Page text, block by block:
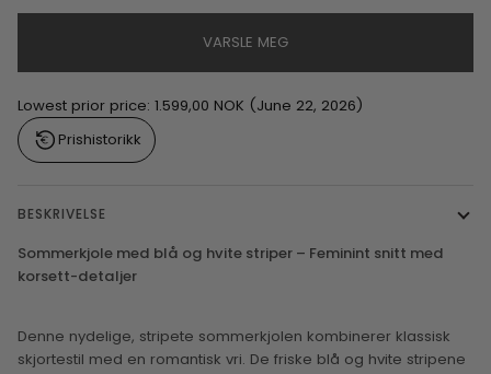
VARSLE MEG
Lowest prior price: 1.599,00 NOK (June 22, 2026)
Prishistorikk
BESKRIVELSE
Sommerkjole med blå og hvite striper – Feminint snitt med
korsett-detaljer
Denne nydelige, stripete sommerkjolen kombinerer klassisk
skjortestil med en romantisk vri. De friske blå og hvite stripene